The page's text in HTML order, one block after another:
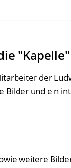
"Kapelle"
der
Bilder und ein
weitere